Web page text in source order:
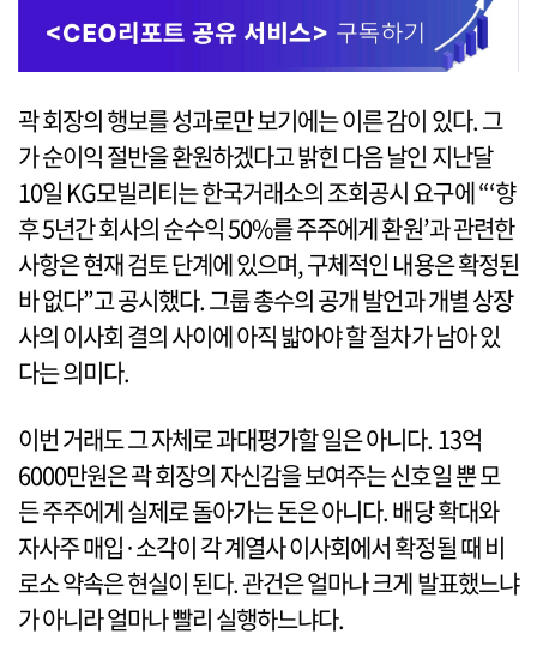
곽 회장의 행보를 성과로만 보기에는 이른 감이 있다. 그
가 순이익 절반을 환원하겠다고 밝힌 다음 날인 지난달
10일 KG모빌리티는 한국거래소의 조회공시 요구에 “‘향
후 5년간 회사의 순수익 50%를 주주에게 환원’과 관련한
사항은 현재 검토 단계에 있으며, 구체적인 내용은 확정된
바 없다”고 공시했다. 그룹 총수의 공개 발언과 개별 상장
사의 이사회 결의 사이에 아직 밟아야 할 절차가 남아 있
다는 의미다.
이번 거래도 그 자체로 과대평가할 일은 아니다. 13억
6000만원은 곽 회장의 자신감을 보여주는 신호일 뿐 모
든 주주에게 실제로 돌아가는 돈은 아니다. 배당 확대와
자사주 매입·소각이 각 계열사 이사회에서 확정될 때 비
로소 약속은 현실이 된다. 관건은 얼마나 크게 발표했느냐
가 아니라 얼마나 빨리 실행하느냐다.